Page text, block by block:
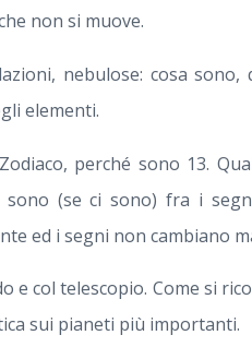
non si muove.
nebulose: cosa sono,
elementi.
perché sono 13.
sono (se ci sono) fra i
ed i segni non cambiano
e col telescopio. Come si
sui pianeti più importanti.